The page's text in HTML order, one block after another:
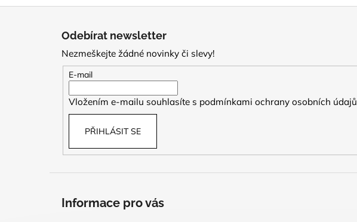
Odebírat newsletter
Nezmeškejte žádné novinky či slevy!
E-mail
Vložením e-mailu souhlasíte s podmínkami ochrany osobních údajů
PŘIHLÁSIT SE
Informace pro vás